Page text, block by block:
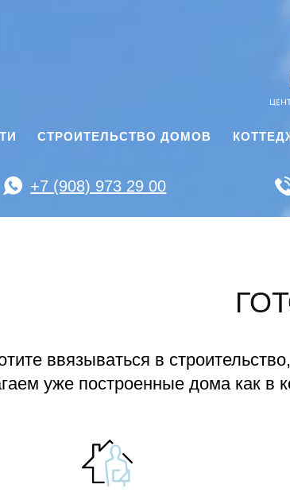
СТРОИТЕЛЬСТВО ДОМОВ
+7 (908) 973 29 00
ввязываться в
уже построенные дома как в